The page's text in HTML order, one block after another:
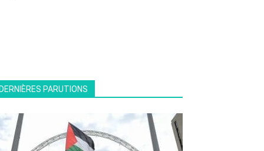
DERNIÈRES PARUTIONS